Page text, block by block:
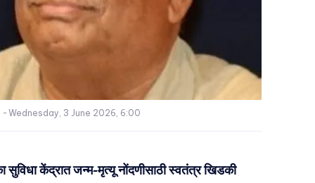
- Wednesday, 3 June 2026, 6:00
सुविधा केंद्रात जन्म-मृत्यू नोंदणीसाठी स्वतंत्र खिडकी